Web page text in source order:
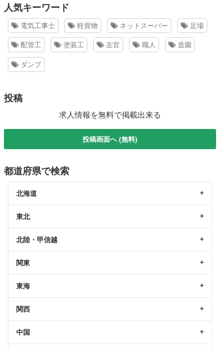
人気キーワード
電気工事士 軽貨物 ネットスーパー 足場
配管工 塗装工 左官 職人 造園
ダンプ
投稿
求人情報を無料で掲載出来る
投稿画面へ (無料)
都道府県で検索
北海道
東北
北陸・甲信越
関東
東海
関西
中国